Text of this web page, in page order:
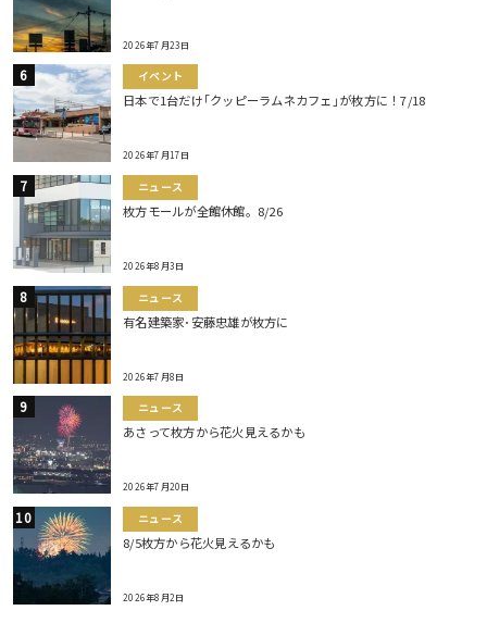
2026年7月23日
イベント
日本で1台だけ｢クッピーラムネカフェ｣が枚方に！7/18
2026年7月17日
ニュース
枚方モールが全館休館。8/26
2026年8月3日
ニュース
有名建築家･安藤忠雄が枚方に
2026年7月8日
ニュース
あさって枚方から花火見えるかも
2026年7月20日
ニュース
8/5枚方から花火見えるかも
2026年8月2日